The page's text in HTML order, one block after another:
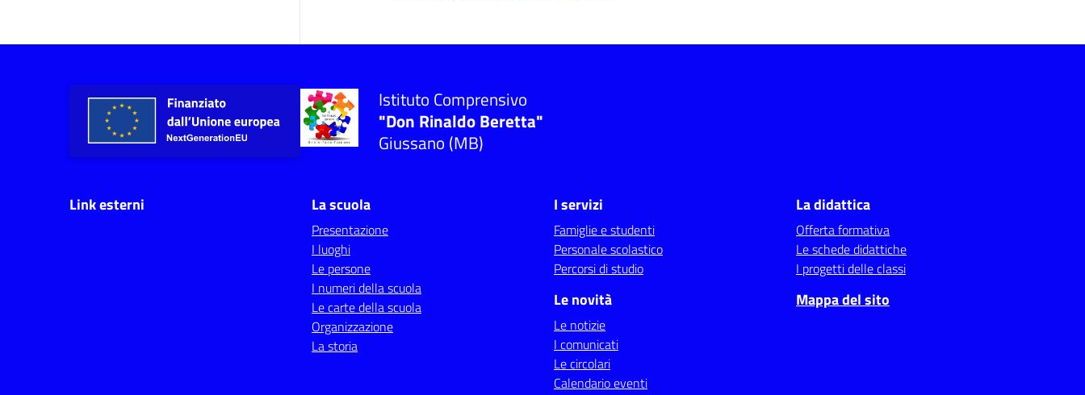
Istituto Comprensivo
"Don Rinaldo Beretta"
Giussano (MB)
Link esterni La scuola
Presentazione
I luoghi
Le persone
I numeri della scuola
Le carte della scuola
Organizzazione
La storia
I servizi
Famiglie e studenti
Personale scolastico
Percorsi di studio
Le novità
Le notizie
I comunicati
Le circolari
Calendario eventi
La didattica
Offerta formativa
Le schede didattiche
I progetti delle classi
Mappa del sito